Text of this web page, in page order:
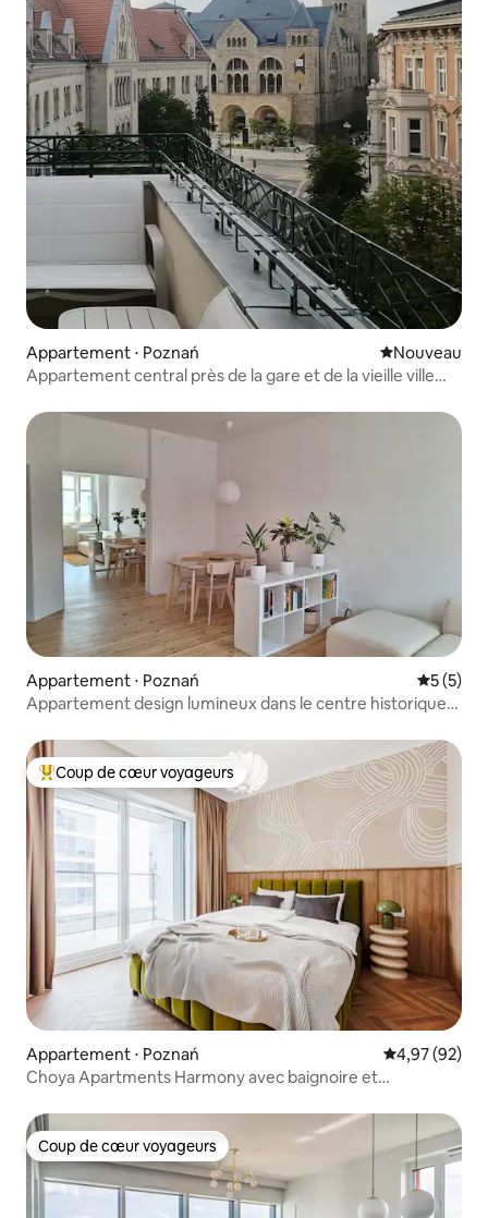
Appartement ⋅ Poznań Nouvel
Nouveau
Appartement central près de la gare et de la vieille ville
Appartement ⋅ Poznań
5 (5)
Appartement design lumineux dans le centre historique
Coups de cœur voyageurs les plus appréciés
Coup de cœur voyageurs
Appartement ⋅ Poznań Évaluation
4,97 (92)
Choya Apartments Harmony avec baignoire et
Coup de cœur voyageurs
Coup de cœur voyageurs